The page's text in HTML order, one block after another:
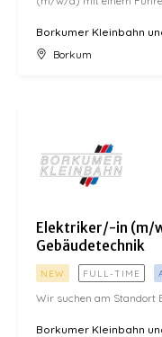
Borkumer Kleinbahn
Borkum
Elektriker/-in (m/
Gebäudetechnik
NEW FULL-TIME
Wir suchen am
Borkumer Kleinbahn